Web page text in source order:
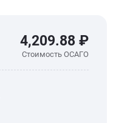
4,209.88 ₽
Стоимость ОСАГО